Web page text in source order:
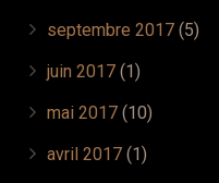
septembre 2017 (5)
juin 2017 (1)
mai 2017 (10)
avril 2017 (1)